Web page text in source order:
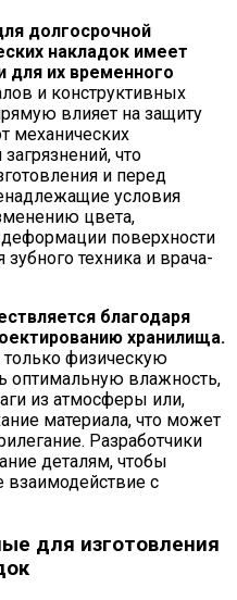
долгосрочной
накладок имеет
для их временного
и конструктивных
влияет на защиту
механических
что
и перед
условия
цвета,
поверхности
техника и врача-
благодаря
хранилища.
физическую
оптимальную влажность,
из атмосферы или,
материала, что может
Разработчики
деталям, чтобы
взаимодействие с
для изготовления